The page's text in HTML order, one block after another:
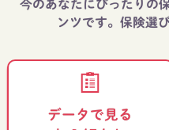
今のあなたにぴったりの
ンツです。保険選
データで見る